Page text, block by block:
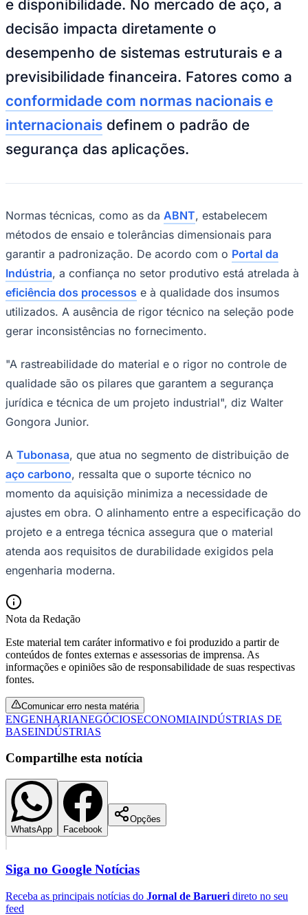
NBA
Fórmula 1
Tênis (ATP)
NHL
Vôlei
Libertadores
Sul-Americana
Copa América
Champions League
Premier League
La Liga
Bundesliga
Mundial 2026
Corinthians
e disponibilidade. No mercado de aço, a
decisão impacta diretamente o
desempenho de sistemas estruturais e a
previsibilidade financeira. Fatores como a
conformidade com normas nacionais e
internacionais definem o padrão de
segurança das aplicações.
Normas técnicas, como as da ABNT, estabelecem
métodos de ensaio e tolerâncias dimensionais para
garantir a padronização. De acordo com o Portal da
Indústria, a confiança no setor produtivo está atrelada à
eficiência dos processos e à qualidade dos insumos
utilizados. A ausência de rigor técnico na seleção pode
gerar inconsistências no fornecimento.
"A rastreabilidade do material e o rigor no controle de
qualidade são os pilares que garantem a segurança
jurídica e técnica de um projeto industrial", diz Walter
Gongora Junior.
A Tubonasa, que atua no segmento de distribuição de
aço carbono, ressalta que o suporte técnico no
momento da aquisição minimiza a necessidade de
ajustes em obra. O alinhamento entre a especificação do
projeto e a entrega técnica assegura que o material
atenda aos requisitos de durabilidade exigidos pela
engenharia moderna.
Nota da Redação
Este material tem caráter informativo e foi produzido a partir de
conteúdos de fontes externas e assessorias de imprensa. As
informações e opiniões são de responsabilidade de suas respectivas
fontes.
Comunicar erro nesta matéria
ENGENHARIANEGÓCIOSECONOMIAINDÚSTRIAS DE
BASEINDÚSTRIAS
Compartilhe esta notícia
WhatsApp Facebook
Opções
Siga no Google Notícias
Receba as principais notícias do Jornal de Barueri direto no seu
feed